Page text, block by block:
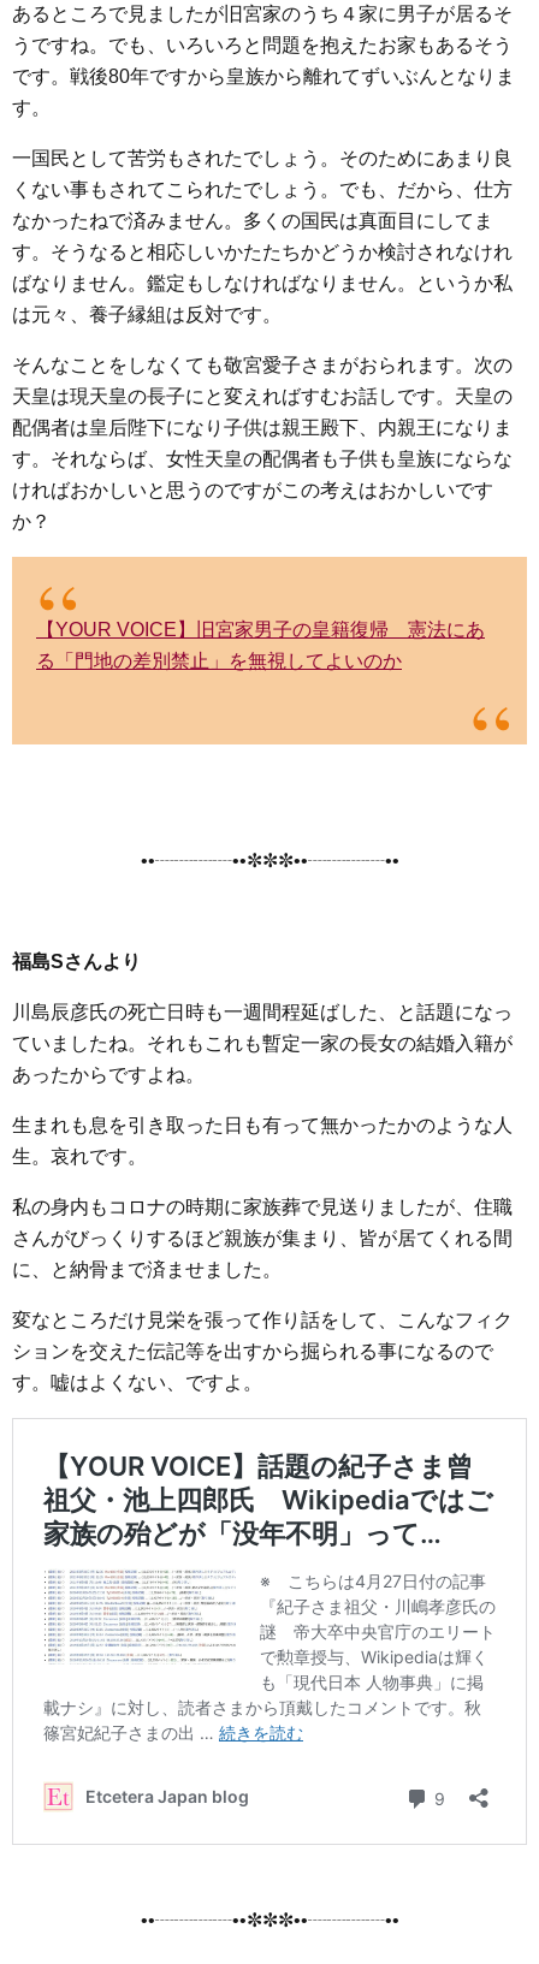
あるところで見ましたが旧宮家のうち４家に男子が居るそ
うですね。でも、いろいろと問題を抱えたお家もあるそう
です。戦後80年ですから皇族から離れてずいぶんとなりま
す。
一国民として苦労もされたでしょう。そのためにあまり良
くない事もされてこられたでしょう。でも、だから、仕方
なかったねで済みません。多くの国民は真面目にしてま
す。そうなると相応しいかたたちかどうか検討されなけれ
ばなりません。鑑定もしなければなりません。というか私
は元々、養子縁組は反対です。
そんなことをしなくても敬宮愛子さまがおられます。次の
天皇は現天皇の長子にと変えればすむお話しです。天皇の
配偶者は皇后陛下になり子供は親王殿下、内親王になりま
す。それならば、女性天皇の配偶者も子供も皇族にならな
ければおかしいと思うのですがこの考えはおかしいです
か？
【YOUR VOICE】旧宮家男子の皇籍復帰 憲法にあ
る「門地の差別禁止」を無視してよいのか
••┈┈┈┈••✼✼✼••┈┈┈┈••
福島Sさんより
川島辰彦氏の死亡日時も一週間程延ばした、と話題になっ
ていましたね。それもこれも暫定一家の長女の結婚入籍が
あったからですよね。
生まれも息を引き取った日も有って無かったかのような人
生。哀れです。
私の身内もコロナの時期に家族葬で見送りましたが、住職
さんがびっくりするほど親族が集まり、皆が居てくれる間
に、と納骨まで済ませました。
変なところだけ見栄を張って作り話をして、こんなフィク
ションを交えた伝記等を出すから掘られる事になるので
す。嘘はよくない、ですよ。
••┈┈┈┈••✼✼✼••┈┈┈┈••